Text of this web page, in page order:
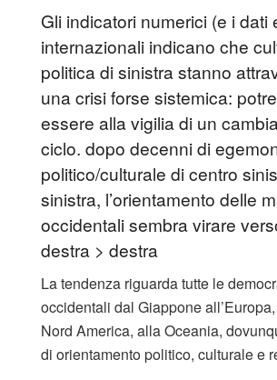
Gli indicatori numerici (e i dati
internazionali indicano che
politica di sinistra stanno
una crisi forse sistemica:
essere alla vigilia di un
ciclo. dopo decenni di
politico/culturale di centro
sinistra, l’orientamento delle
occidentali sembra virare
destra > destra
La tendenza riguarda tutte le
occidentali dal Giappone
Nord America, alla Oceania,
di orientamento politico, culturale e